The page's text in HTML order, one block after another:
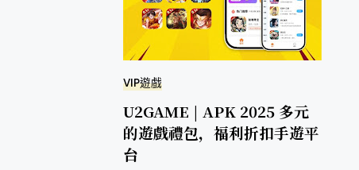
VIP遊戲
U2GAME | APK 2025 多元
的遊戲禮包，福利折扣手遊平
台